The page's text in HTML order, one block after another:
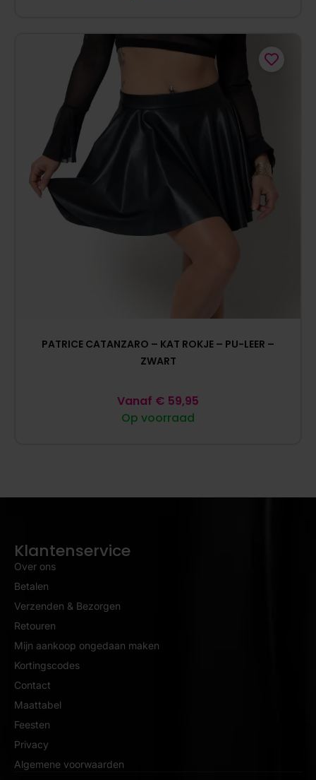
PATRICE CATANZARO – KAT ROKJE – PU-LEER –
ZWART
Op voorraad
Vanaf € 59,95
Klantenservice
Over ons
Betalen
Verzenden & Bezorgen
Retouren
Mijn aankoop ongedaan maken
Kortingscodes
Contact
Maattabel
Feesten
Privacy
Algemene voorwaarden